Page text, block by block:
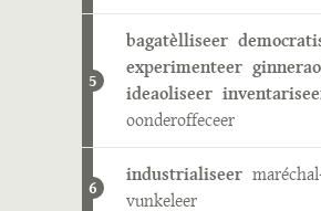
5
bagatèlliseer
experimenteer
ideaoliseer
oonderoffeceer
6
industrialiseer
vunkeleer